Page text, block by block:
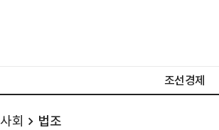
조선경제
사회 법조